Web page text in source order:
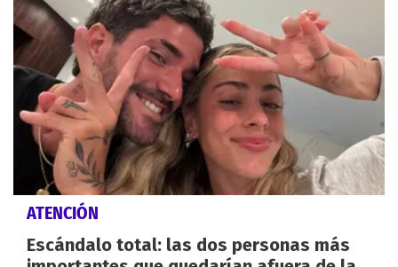
ATENCIÓN
Escándalo total: las dos personas más